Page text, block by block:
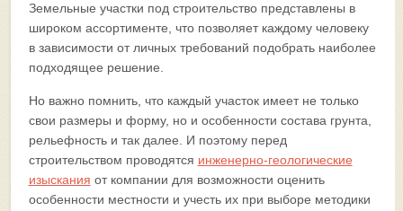
Земельные участки под строительство представлены в
широком ассортименте, что позволяет каждому человеку
в зависимости от личных требований подобрать наиболее
подходящее решение.
Но важно помнить, что каждый участок имеет не только
свои размеры и форму, но и особенности состава грунта,
рельефность и так далее. И поэтому перед
строительством проводятся инженерно-геологические
изыскания от компании для возможности оценить
особенности местности и учесть их при выборе методики